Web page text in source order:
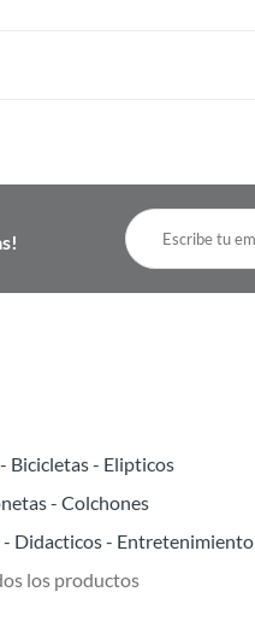
Bicicletas - Elipticos
- Colchones
- Didacticos - Entretenimiento
los productos